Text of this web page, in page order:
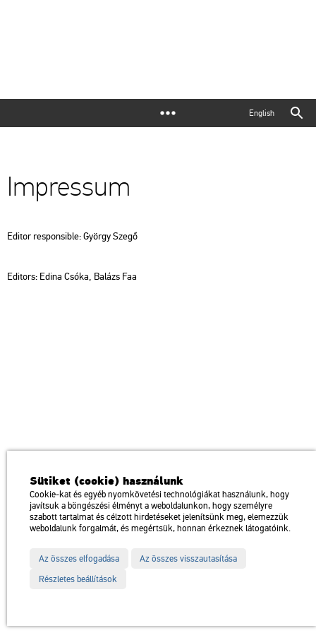
English
Impressum
Editor responsible: György Szegő
Editors: Edina Csóka, Balázs Faa
Institution of the Hungarian Academy of Arts
H1146 Budapest, Dózsa György út 37.
Transport: Millenniumi Underground – Hősök tere megálló (Heroes’
Square) stop Trolley bus: 75, 79 / Bus: 20, 30, 105
map
Partners
Sütiket (cookie) használunk
Cookie-kat és egyéb nyomkövetési technológiákat használunk, hogy
javítsuk a böngészési élményt a weboldalunkon, hogy személyre
szabott tartalmat és célzott hirdetéseket jelenítsünk meg, elemezzük
weboldalunk forgalmát, és megértsük, honnan érkeznek látogatóink.
Az összes elfogadása
Az összes visszautasítása
Részletes beállítások